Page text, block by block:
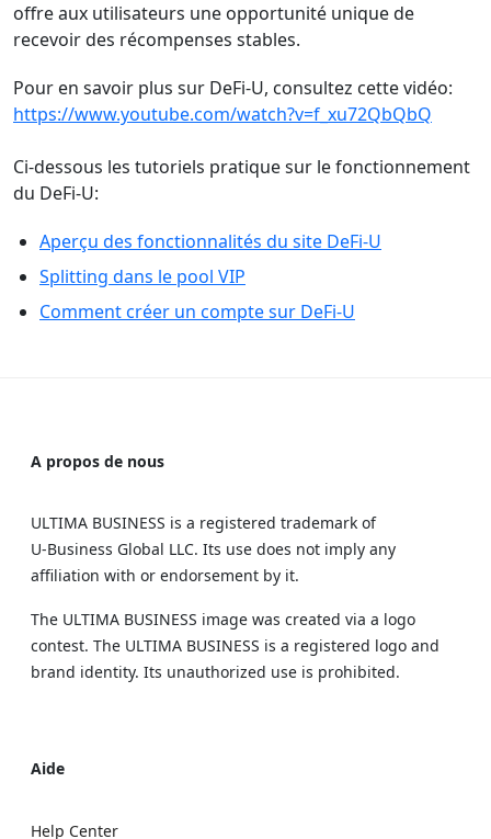
offre aux utilisateurs une opportunité unique de
recevoir des récompenses stables.
Pour en savoir plus sur DeFi-U, consultez cette vidéo:
https://www.youtube.com/watch?v=f_xu72QbQbQ
Ci-dessous les tutoriels pratique sur le fonctionnement
du DeFi-U:
Aperçu des fonctionnalités du site DeFi-U
Splitting dans le pool VIP
Comment créer un compte sur DeFi-U
A propos de nous
ULTIMA BUSINESS is a registered trademark of
U‑Business Global LLC. Its use does not imply any
affiliation with or endorsement by it.
The ULTIMA BUSINESS image was created via a logo
contest. The ULTIMA BUSINESS is a registered logo and
brand identity. Its unauthorized use is prohibited.
Aide
Help Center